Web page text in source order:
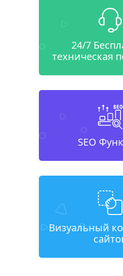
24/7
техническая
SEO
Визуальный